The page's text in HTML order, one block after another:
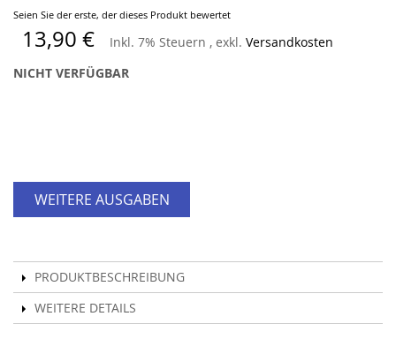
Seien Sie der erste, der dieses Produkt bewertet
13,90 € Inkl. 7% Steuern , exkl. Versandkosten
NICHT VERFÜGBAR
WEITERE AUSGABEN
PRODUKTBESCHREIBUNG
WEITERE DETAILS
Zum
Anfang
der
Bildergalerie
springen